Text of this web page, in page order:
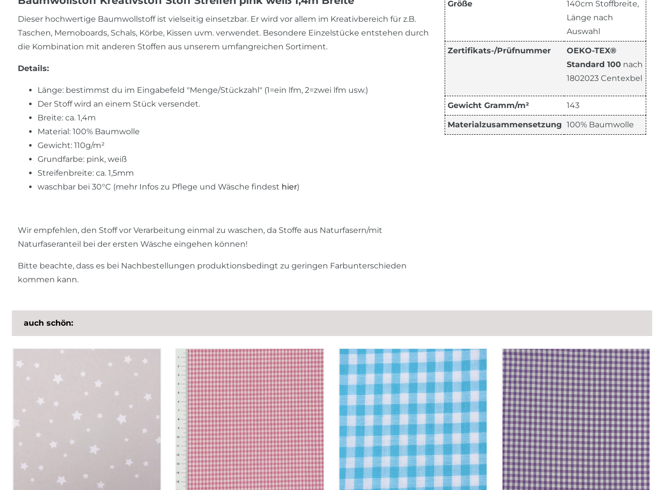
Dieser hochwertige Baumwollstoff ist vielseitig einsetzbar. Er wird vor allem im Kreativbereich für z.B.
Taschen, Memoboards, Schals, Körbe, Kissen uvm. verwendet. Besondere Einzelstücke entstehen durch
die Kombination mit anderen Stoffen aus unserem umfangreichen Sortiment.
Details:
Länge: bestimmst du im Eingabefeld "Menge/Stückzahl" (1=ein lfm, 2=zwei lfm usw.)
Der Stoff wird an einem Stück versendet.
Breite: ca. 1,4m
Material: 100% Baumwolle
Gewicht: 110g/m²
Grundfarbe: pink, weiß
Streifenbreite: ca. 1,5mm
waschbar bei 30°C (mehr Infos zu Pflege und Wäsche findest hier)
Wir empfehlen, den Stoff vor Verarbeitung einmal zu waschen, da Stoffe aus Naturfasern/mit
Naturfaseranteil bei der ersten Wäsche eingehen können!
Bitte beachte, dass es bei Nachbestellungen produktionsbedingt zu geringen Farbunterschieden
kommen kann.
Größe
140cm Stoffbreite,
Länge nach
Auswahl
Zertifikats-/Prüfnummer
OEKO-TEX®
Standard 100 nach
1802023 Centexbel
Gewicht Gramm/m² 143
Materialzusammensetzung 100% Baumwolle
auch schön: